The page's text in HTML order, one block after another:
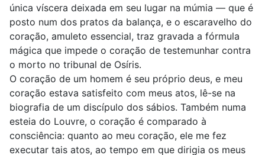
única víscera deixada em seu lugar na múmia — que é
posto num dos pratos da balança, e o escaravelho do
coração, amuleto essencial, traz gravada a fórmula
mágica que impede o coração de testemunhar contra
o morto no tribunal de Osíris.
O coração de um homem é seu próprio deus, e meu
coração estava satisfeito com meus atos, lê-se na
biografia de um discípulo dos sábios. Também numa
esteia do Louvre, o coração é comparado à
consciência: quanto ao meu coração, ele me fez
executar tais atos, ao tempo em que dirigia os meus